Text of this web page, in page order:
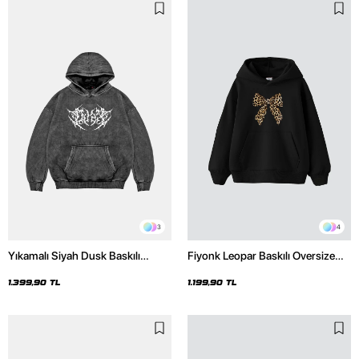
3
Yıkamalı Siyah Dusk Baskılı
1.399,90 TL
4
Fiyonk Leopar Baskılı Oversize
1.199,90 TL